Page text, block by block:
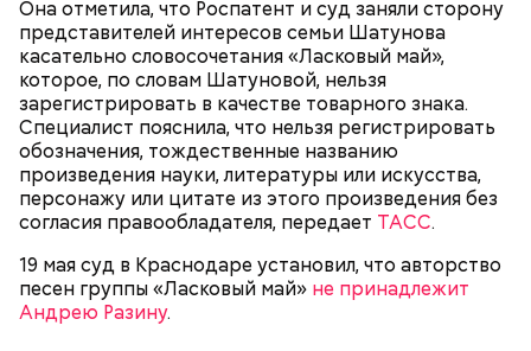
Она отметила, что Роспатент и суд заняли сторону
представителей интересов семьи Шатунова
касательно словосочетания «Ласковый май»,
которое, по словам Шатуновой, нельзя
зарегистрировать в качестве товарного знака.
Специалист пояснила, что нельзя регистрировать
обозначения, тождественные названию
произведения науки, литературы или искусства,
персонажу или цитате из этого произведения без
согласия правообладателя, передает ТАСС.
19 мая суд в Краснодаре установил, что авторство
песен группы «Ласковый май» не принадлежит
Андрею Разину.
День «Счастье случается»